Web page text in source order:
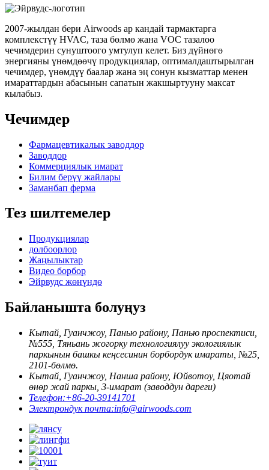
2007-жылдан бери Airwoods ар кандай тармактарга
комплекстүү HVAC, таза бөлмө жана VOC тазалоо
чечимдерин сунуштоого умтулуп келет. Биз дүйнөгө
энергияны үнөмдөөчү продукциялар, оптималдаштырылган
чечимдер, үнөмдүү баалар жана эң сонун кызматтар менен
имараттардын абасынын сапатын жакшыртууну максат
кылабыз.
Чечимдер
Фармацевтикалык заводдор
Заводдор
Коммерциялык имарат
Билим берүү жайлары
Заманбап ферма
Тез шилтемелер
Продукциялар
долбоорлор
Жаңылыктар
Видео борбор
Эйрвудс жөнүндө
Байланышта болуңуз
Кытай, Гуанчжоу, Панью району, Панью проспектиси,
№555, Тяньань жогорку технологиялуу экологиялык
паркынын башкы кеңсесинин борбордук имараты, №25,
2101-бөлмө.
Кытай, Гуанчжоу, Нанша району, Юйвотоу, Цяотай
өнөр жай паркы, 3-имарат (заводдун дареги)
Телефон:+86-20-39141701
Электрондук почта:info@airwoods.com